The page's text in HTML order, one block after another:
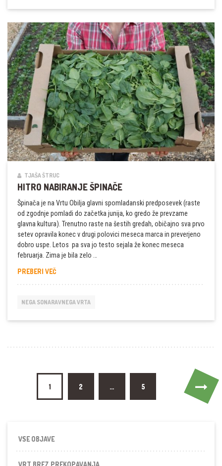
TJAŠA ŠTRUC
HITRO NABIRANJE ŠPINAČE
Špinača je na Vrtu Obilja glavni spomladanski predposevek (raste
od zgodnje pomladi do začetka junija, ko gredo že prevzame
glavna kultura). Trenutno raste na šestih gredah, običajno sva prvo
setev opravila konec v drugi polovici meseca marca in preverjeno
dobro uspe. Letos pa sva jo testo sejala že konec meseca
februarja. Zima je bila zelo …
PREBERI VEČHITRO
NEGA SONARAVNEGA VRTA
Navigacija
prispevkov
1 2 … 5
VSE OBJAVE
VRT BREZ PREKOPAVANJA